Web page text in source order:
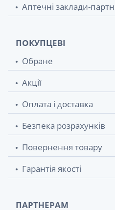
Аптечні заклади-
ПОКУПЦЕВІ
Обране
Акції
Оплата і доставка
Безпека розрахунків
Повернення товару
Гарантія якості
ПАРТНЕРАМ